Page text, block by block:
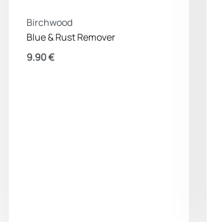
Birchwood
Blue & Rust Remover
9.90€